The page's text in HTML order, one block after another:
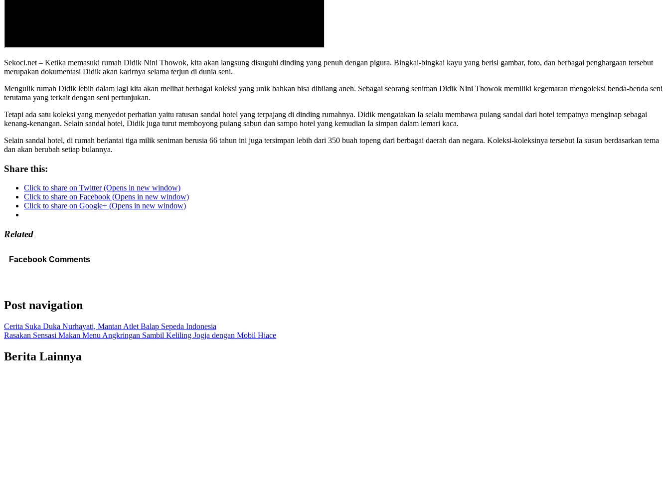
Sekoci.net – Ketika memasuki rumah Didik Nini Thowok, kita akan langsung disuguhi dinding yang penuh dengan pigura. Bingkai-bingkai kayu yang berisi gambar, foto, dan berbagai penghargaan tersebut
merupakan dokumentasi Didik akan karirnya selama terjun di dunia seni.
Mengulik rumah Didik lebih dalam lagi kita akan melihat berbagai koleksi yang unik bahkan bisa dibilang aneh. Sebagai seorang seniman Didik Nini Thowok memiliki kegemaran mengoleksi benda-benda seni
terutama yang terkait dengan seni pertunjukan.
Tetapi ada satu koleksi yang menyedot perhatian yaitu ratusan sandal hotel yang terpajang di dinding rumahnya. Didik mengatakan Ia selalu membawa pulang sandal dari hotel tempatnya menginap sebagai
kenang-kenangan. Selain sandal hotel, Didik juga turut memboyong pulang sabun dan sampo hotel yang kemudian Ia simpan dalam lemari kaca.
Selain sandal hotel, di rumah berlantai tiga milik seniman berusia 66 tahun ini juga tersimpan lebih dari 350 buah topeng dari berbagai daerah dan negara. Koleksi-koleksinya tersebut Ia susun berdasarkan tema
dan akan berubah setiap bulannya.
Share this:
Click to share on Twitter (Opens in new window)
Click to share on Facebook (Opens in new window)
Click to share on Google+ (Opens in new window)
Related
Facebook Comments
Post navigation
Cerita Suka Duka Nurhayati, Mantan Atlet Balap Sepeda Indonesia
Rasakan Sensasi Makan Menu Angkringan Sambil Keliling Jogja dengan Mobil Hiace
Berita Lainnya